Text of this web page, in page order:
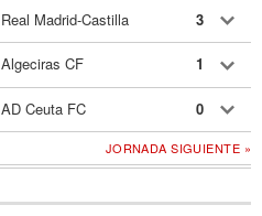
Real Madrid-Castilla 3
Algeciras CF 1
AD Ceuta FC 0
JORNADA SIGUIENTE »